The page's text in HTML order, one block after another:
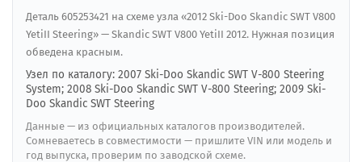
Деталь 605253421 на схеме узла «2012 Ski-Doo Skandic SWT V800
YetiII Steering» — Skandic SWT V800 YetiII 2012. Нужная позиция
обведена красным.
Узел по каталогу: 2007 Ski-Doo Skandic SWT V-800 Steering
System; 2008 Ski-Doo Skandic SWT V-800 Steering; 2009 Ski-
Doo Skandic SWT Steering
Данные — из официальных каталогов производителей.
Сомневаетесь в совместимости — пришлите VIN или модель и
год выпуска, проверим по заводской схеме.